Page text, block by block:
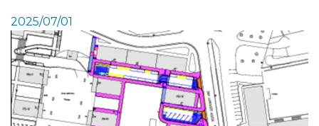
2025/07/01